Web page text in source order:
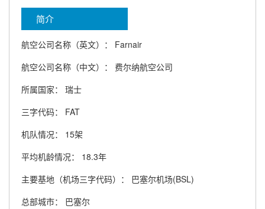
简介
航空公司名称（英文）： Farnair
航空公司名称（中文）： 费尔纳航空公司
所属国家： 瑞士
三字代码： FAT
机队情况： 15架
平均机龄情况： 18.3年
主要基地（机场三字代码）： 巴塞尔机场(BSL)
总部城市： 巴塞尔